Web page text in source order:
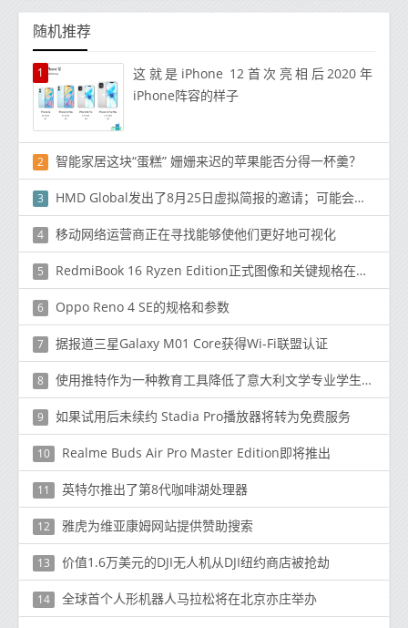
随机推荐
1
这就是iPhone 12首次亮相后2020年
iPhone阵容的样子
2 智能家居这块“蛋糕” 姗姗来迟的苹果能否分得一杯羹？
3 HMD Global发出了8月25日虚拟简报的邀请；可能会宣布诺基亚5.3
4 移动网络运营商正在寻找能够使他们更好地可视化
5 RedmiBook 16 Ryzen Edition正式图像和关键规格在发布前就已发布
6 Oppo Reno 4 SE的规格和参数
7 据报道三星Galaxy M01 Core获得Wi-Fi联盟认证
8 使用推特作为一种教育工具降低了意大利文学专业学生的考试成绩
9 如果试用后未续约 Stadia Pro播放器将转为免费服务
10 Realme Buds Air Pro Master Edition即将推出
11 英特尔推出了第8代咖啡湖处理器
12 雅虎为维亚康姆网站提供赞助搜索
13 价值1.6万美元的DJI无人机从DJI纽约商店被抢劫
14 全球首个人形机器人马拉松将在北京亦庄举办